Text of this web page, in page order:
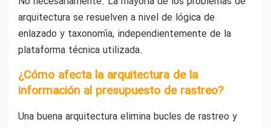
arquitectura se resuelven a nivel de lógica de
enlazado y taxonomía, independientemente de la
plataforma técnica utilizada.
¿Cómo afecta la arquitectura de la
información al presupuesto de rastreo?
Una buena arquitectura elimina bucles de rastreo y